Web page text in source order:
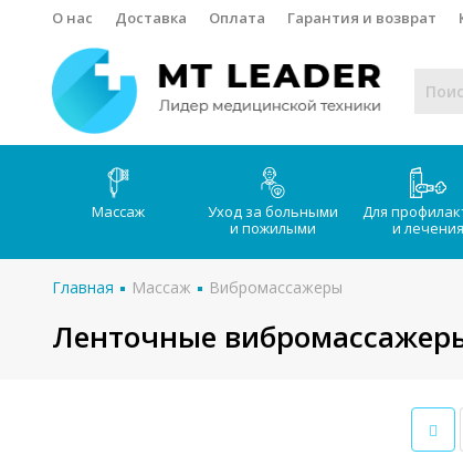
О нас Доставка Оплата Гарантия и возврат
Массаж
Уход за больными
и пожилыми
Для
и лечения
Главная Массаж Вибромассажеры
Ленточные